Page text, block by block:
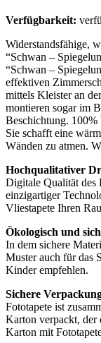
Verfügbarkeit:
Widerstandsfähige,
“Schwan –
“Schwan –
effektiven
mittels Kleister an
montieren sogar im
Beschichtung. 100%
Sie schafft eine
Wänden zu atmen.
Hochqualitativer
Digitale Qualität des
einzigartiger
Vliestapete Ihren
Ökologisch und
In dem sichere
Muster auch für das
Kinder empfehlen.
Sichere
Fototapete ist
Karton verpackt, der
Karton mit